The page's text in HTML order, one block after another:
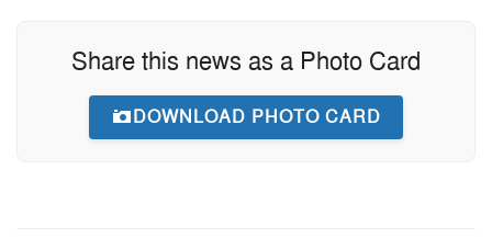
Share this news as a Photo Card
DOWNLOAD PHOTO CARD